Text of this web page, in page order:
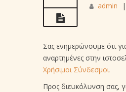
admin |
Σας ενημερώνουμε ότι
αναρτημένες στην
Χρήσιμοι Σύνδεσμοι.
Προς διευκόλυνση σας,